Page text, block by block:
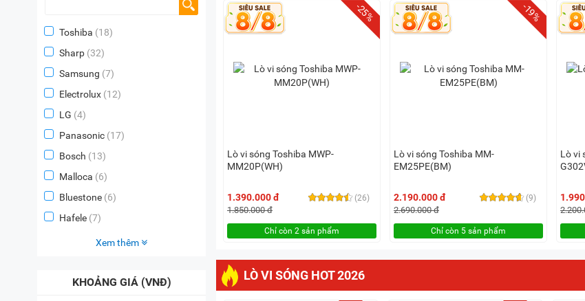
Toshiba (18)
Sharp (32)
Samsung (7)
Electrolux (12)
LG (4)
Panasonic (17)
Bosch (13)
Malloca (6)
Bluestone (6)
Hafele (7)
Xem thêm
KHOẢNG GIÁ (VNĐ)
-25%
Lò vi sóng Toshiba MWP-
MM20P(WH)
(26)
1.390.000 đ
1.850.000 đ
Chỉ còn 2 sản phẩm
-19%
Lò vi sóng Toshiba MM-
EM25PE(BM)
(9)
2.190.000 đ
2.690.000 đ
Chỉ còn 5 sản phẩm
Lò vi
LÒ VI SÓNG HOT 2026